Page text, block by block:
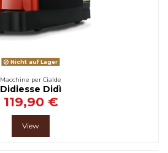
Nicht auf Lager
Macchine per Cialde
Didiesse Didì
119,90 €
View